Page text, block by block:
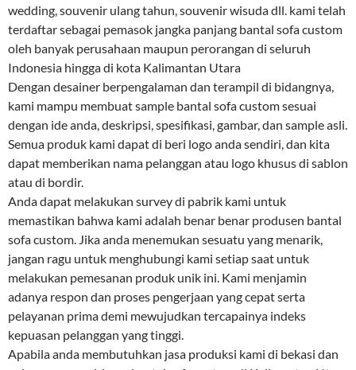
wedding, souvenir ulang tahun, souvenir wisuda dll. kami telah
terdaftar sebagai pemasok jangka panjang bantal sofa custom
oleh banyak perusahaan maupun perorangan di seluruh
Indonesia hingga di kota Kalimantan Utara
Dengan desainer berpengalaman dan terampil di bidangnya,
kami mampu membuat sample bantal sofa custom sesuai
dengan ide anda, deskripsi, spesifikasi, gambar, dan sample asli.
Semua produk kami dapat di beri logo anda sendiri, dan kita
dapat memberikan nama pelanggan atau logo khusus di sablon
atau di bordir.
Anda dapat melakukan survey di pabrik kami untuk
memastikan bahwa kami adalah benar benar produsen bantal
sofa custom. Jika anda menemukan sesuatu yang menarik,
jangan ragu untuk menghubungi kami setiap saat untuk
melakukan pemesanan produk unik ini. Kami menjamin
adanya respon dan proses pengerjaan yang cepat serta
pelayanan prima demi mewujudkan tercapainya indeks
kepuasan pelanggan yang tinggi.
Apabila anda membutuhkan jasa produksi kami di bekasi dan